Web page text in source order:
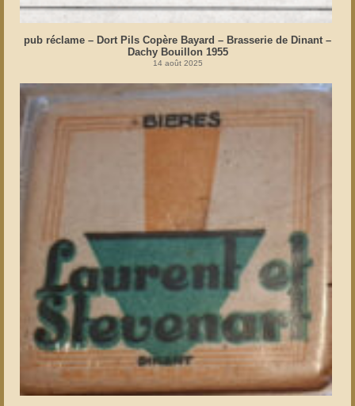
pub réclame – Dort Pils Copère Bayard – Brasserie de Dinant –
Dachy Bouillon 1955
14 août 2025